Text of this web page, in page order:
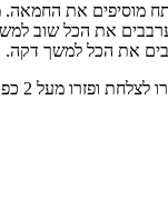
מוסיפים את
את הכל שוב למשך 3
את הכל למשך דקה.
מעל 2 כפות דבש.